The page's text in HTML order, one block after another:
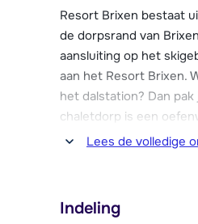
Resort Brixen bestaat
de dorpsrand van
aansluiting op het
aan het Resort Brixen.
het dalstation? Dan
chaletdorp is een
rodelen.
uitgebreide keuze uit
Lees de volledige
Indeling